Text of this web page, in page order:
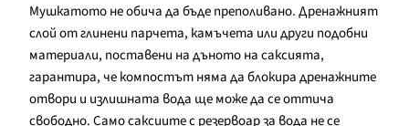
Мушкатото не обича да бъде преполивано. Дренажният
слой от глинени парчета, камъчета или други подобни
материали, поставени на дъното на саксията,
гарантира, че компостът няма да блокира дренажните
отвори и излишната вода ще може да се оттича
свободно. Само саксиите с резервоар за вода не се